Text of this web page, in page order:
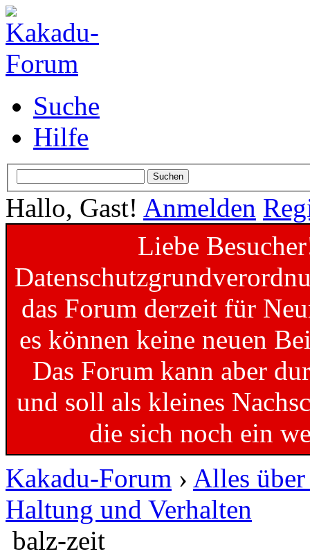
Suche
Hilfe
Hallo, Gast! Anmelden
Liebe
das Forum derzeit für
es können keine neuen
Das Forum kann aber
und soll als kleines
die sich noch ein
Kakadu-Forum › Alles
Haltung und Verhalten
balz-zeit